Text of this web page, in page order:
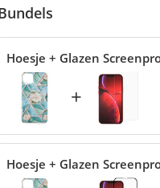
Hoesje + Glazen
+
Hoesje + Glazen